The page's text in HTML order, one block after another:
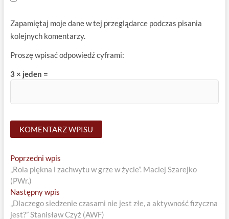
Zapamiętaj moje dane w tej przeglądarce podczas pisania
kolejnych komentarzy.
Proszę wpisać odpowiedź cyframi:
3 × jeden =
Nawigacja
wpisu
Poprzedni wpisPrevious
post:
„Rola piękna i zachwytu w grze w życie”. Maciej Szarejko
(PWr.)
Następny wpisNext
post:
„Dlaczego siedzenie czasami nie jest złe, a aktywność fizyczna
jest?” Stanisław Czyż (AWF)